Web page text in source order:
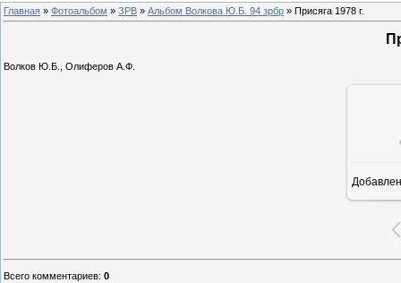
Главная » Фотоальбом » ЗРВ » Альбом Волкова Ю.Б. 94 зрбр » Присяга 1978 г.
Волков Ю.Б., Олиферов А.Ф.
Всего комментариев: 0